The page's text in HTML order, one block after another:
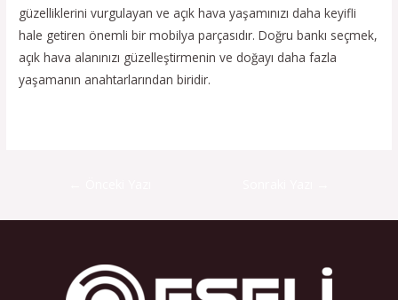
güzelliklerini vurgulayan ve açık hava yaşamınızı daha keyifli
hale getiren önemli bir mobilya parçasıdır. Doğru bankı seçmek,
açık hava alanınızı güzelleştirmenin ve doğayı daha fazla
yaşamanın anahtarlarından biridir.